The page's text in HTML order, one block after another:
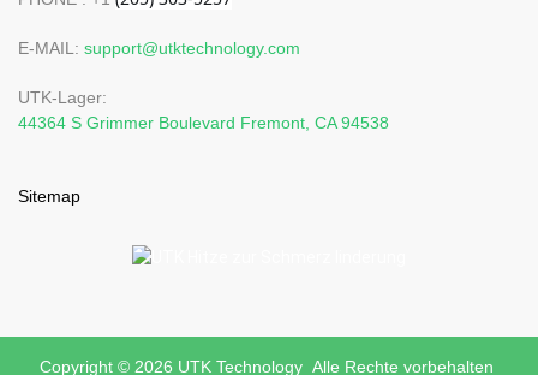
E-MAIL: support@utktechnology.com
UTK-Lager:
44364 S Grimmer Boulevard Fremont, CA 94538
Sitemap
Copyright © 2026 UTK Technology Alle Rechte vorbehalten